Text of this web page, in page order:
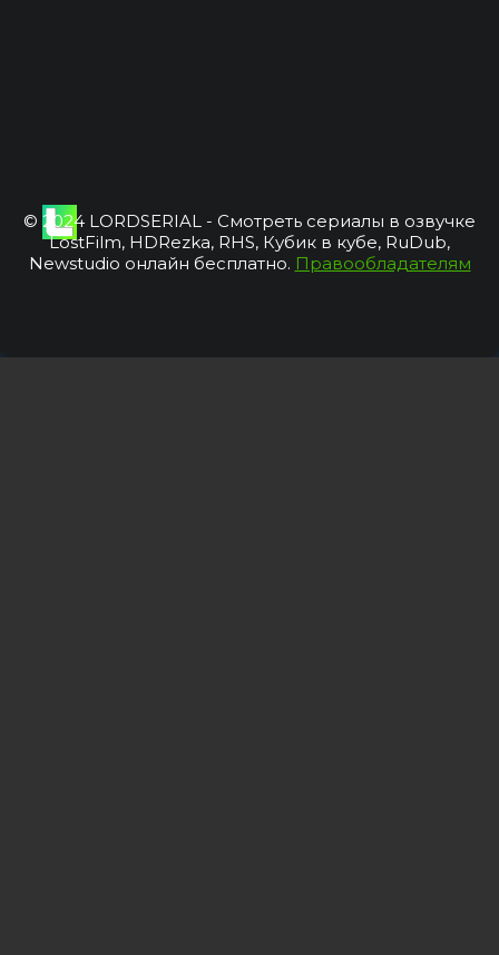
© 2024 LORDSERIAL - Смотреть сериалы в озвучке
LostFilm, HDRezka, RHS, Кубик в кубе, RuDub,
Newstudio онлайн бесплатно. Правообладателям